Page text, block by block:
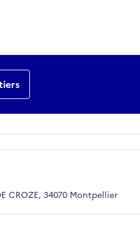
CROZE, 34070 Montpellier